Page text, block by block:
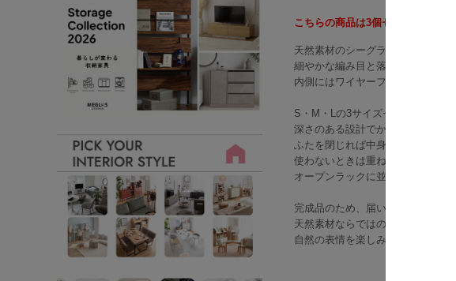
こちらの商品は3個セット「ふた付
天然素材のシーグラスを、熟練の
細やかな編み目と落ち着いた色合
内側にはワイヤーフレームを使用
S・M・Lの3サイズセットで、Sは
深さのある設計でかさばる物もま
ふたを閉じれば中身をさりげなく
使わないときは重ねて省スペース
オープンラックに並べても統一感
完成品のため、届いたその日から
天然素材ならではの色味の濃淡や
自然の表情を楽しみながら、毎日